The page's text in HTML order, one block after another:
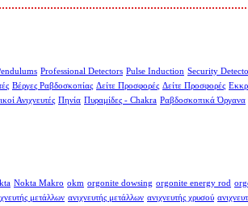
Professional Detectors Pulse Induction Security
Βέργες Ραβδοσκοπίας Δείτε Προσφορές Δείτε Προσφορές
Ανιχνευτές Πηνία Πυραμίδες - Chakra Ραβδοσκοπικά Όργανα
Nokta Makro okm orgonite dowsing orgonite energy rod
μετάλλων ανιχνευτής μετάλλων ανιχνευτής χρυσού